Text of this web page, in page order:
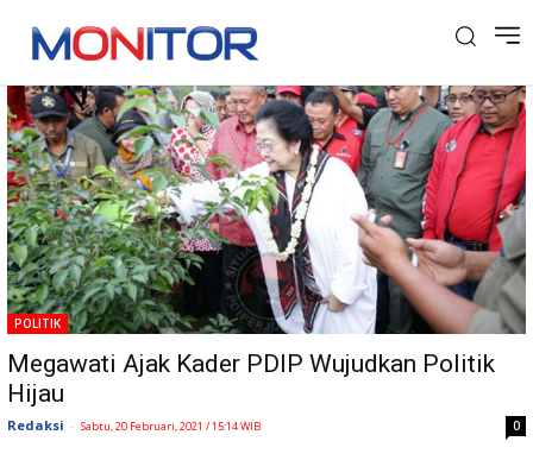
Tag: Hijau
POLITIK
Megawati Ajak Kader PDIP Wujudkan Politik
Hijau
Redaksi - Sabtu, 20 Februari, 2021 / 15:14 WIB 0